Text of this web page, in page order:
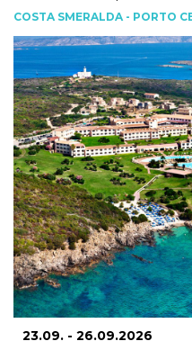
COSTA SMERALDA - PORTO
23.09. - 26.09.2026